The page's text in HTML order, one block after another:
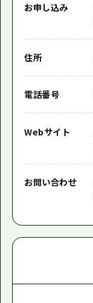
お申し込み
住所
電話番号
Webサイト
お問い合わせ